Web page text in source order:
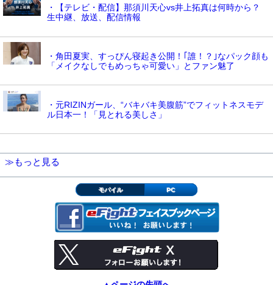
・【テレビ・配信】那須川天心vs井上拓真は何時から？
生中継、放送、配信情報
・角田夏実、すっぴん寝起き公開！｢誰！？｣なパック顔も
「メイクなしでもめっちゃ可愛い」とファン魅了
・元RIZINガール、“バキバキ美腹筋”でフィットネスモデ
ル日本一！「見とれる美しさ」
≫もっと見る
モバイル PC